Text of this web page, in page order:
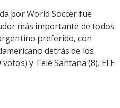
por World Soccer fue
más importante de todos
preferido, con
detrás de los
y Telé Santana (8). EFE